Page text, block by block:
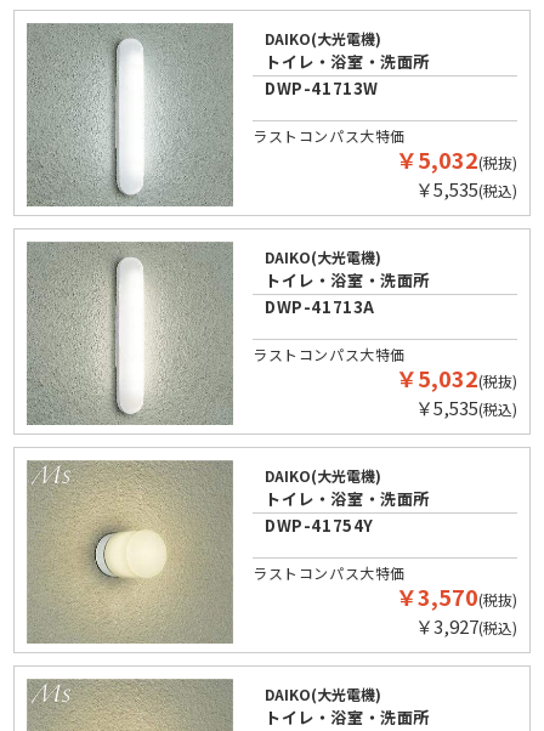
DAIKO(大光電機)
トイレ・浴室・洗面所
DWP-41713W
ラストコンパス大特価
￥5,032(税抜)
￥5,535(税込)
DAIKO(大光電機)
トイレ・浴室・洗面所
DWP-41713A
ラストコンパス大特価
￥5,032(税抜)
￥5,535(税込)
DAIKO(大光電機)
トイレ・浴室・洗面所
DWP-41754Y
ラストコンパス大特価
￥3,570(税抜)
￥3,927(税込)
DAIKO(大光電機)
トイレ・浴室・洗面所